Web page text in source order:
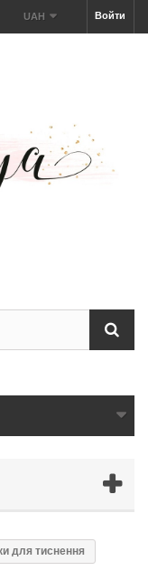
Войти
UAH
для тиснення